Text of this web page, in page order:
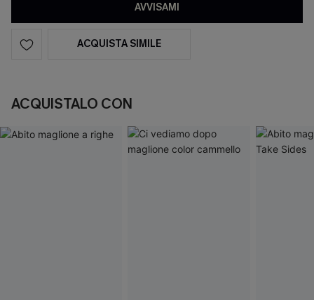
AVVISAMI
ACQUISTA SIMILE
ACQUISTALO CON